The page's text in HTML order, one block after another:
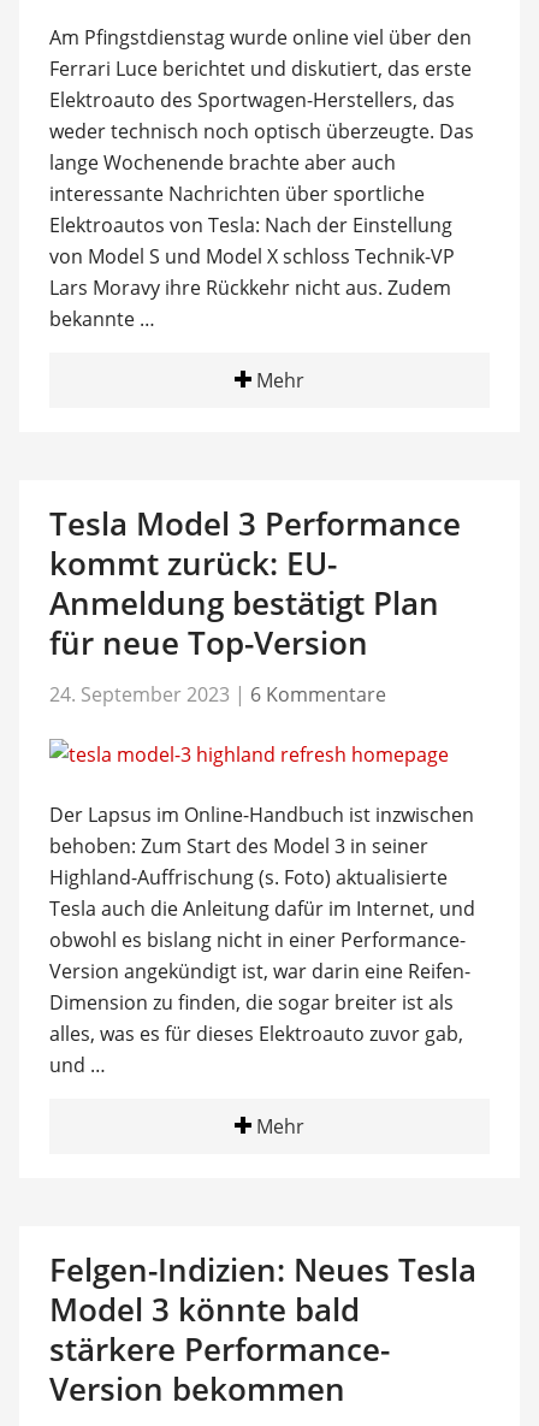
Am Pfingstdienstag wurde online viel über den
Ferrari Luce berichtet und diskutiert, das erste
Elektroauto des Sportwagen-Herstellers, das
weder technisch noch optisch überzeugte. Das
lange Wochenende brachte aber auch
interessante Nachrichten über sportliche
Elektroautos von Tesla: Nach der Einstellung
von Model S und Model X schloss Technik-VP
Lars Moravy ihre Rückkehr nicht aus. Zudem
bekannte …
Mehr
Tesla Model 3 Performance
kommt zurück: EU-
Anmeldung bestätigt Plan
für neue Top-Version
24. September 2023 | 6 Kommentare
Der Lapsus im Online-Handbuch ist inzwischen
behoben: Zum Start des Model 3 in seiner
Highland-Auffrischung (s. Foto) aktualisierte
Tesla auch die Anleitung dafür im Internet, und
obwohl es bislang nicht in einer Performance-
Version angekündigt ist, war darin eine Reifen-
Dimension zu finden, die sogar breiter ist als
alles, was es für dieses Elektroauto zuvor gab,
und …
Mehr
Felgen-Indizien: Neues Tesla
Model 3 könnte bald
stärkere Performance-
Version bekommen